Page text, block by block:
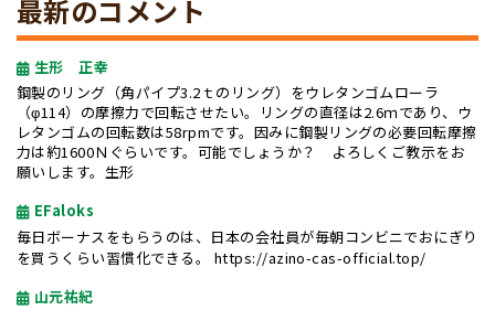
最新のコメント
生形 正幸
鋼製のリング（角パイプ3.2ｔのリング）をウレタンゴムローラ
（φ114）の摩擦力で回転させたい。リングの直径は2.6ｍであり、ウ
レタンゴムの回転数は58rpmです。因みに鋼製リングの必要回転摩擦
力は約1600Ｎぐらいです。可能でしょうか？ よろしくご教示をお
願いします。生形
EFaloks
毎日ボーナスをもらうのは、日本の会社員が毎朝コンビニでおにぎり
を買うくらい習慣化できる。 https://azino-cas-official.top/
山元祐紀